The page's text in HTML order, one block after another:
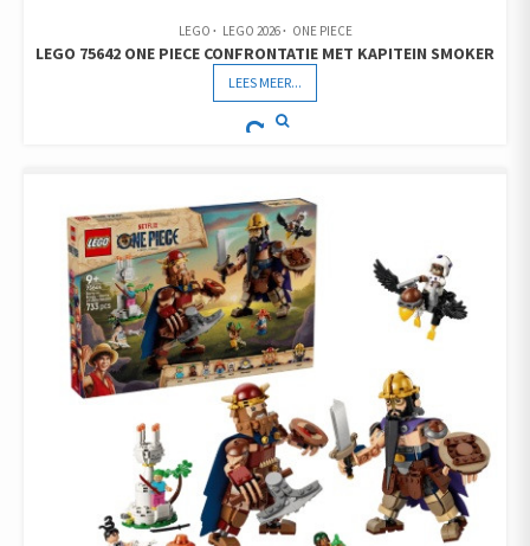
LEGO LEGO 2026 ONE PIECE
LEGO 75642 ONE PIECE CONFRONTATIE MET KAPITEIN SMOKER
LEES MEER...